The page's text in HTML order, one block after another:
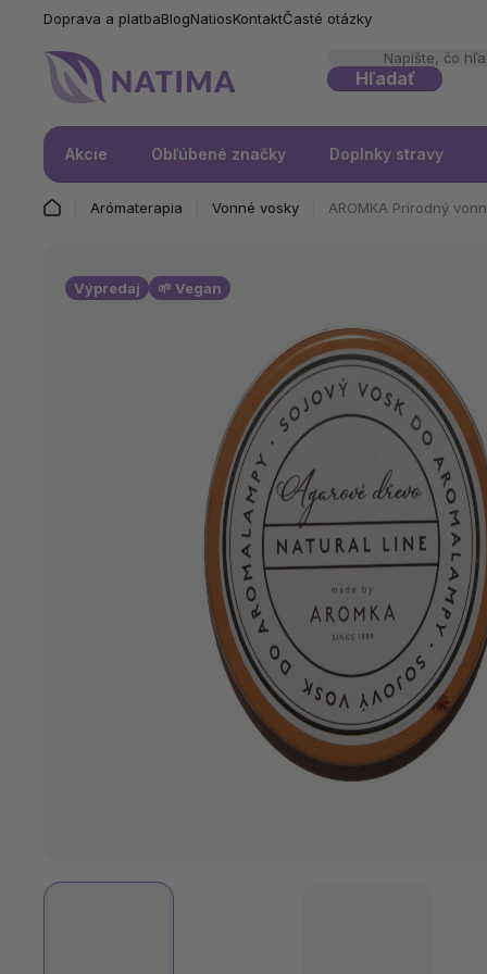
Doprava a platbaBlogNatiosKontaktČasté otázky
Hľadať
Akcie Obľúbené značky Doplnky stravy
Arómaterapia Vonné vosky AROMKA Prírodný
Výpredaj 🌱 Vegan